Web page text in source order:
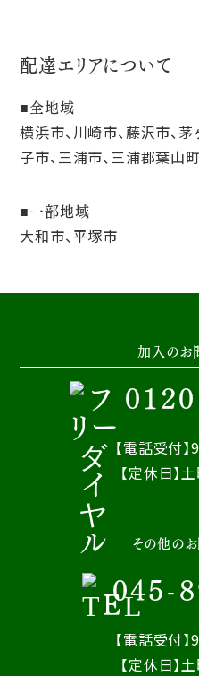
配達エリアについて
全地域
横浜市、川崎市、藤沢市、
子市、三浦市、三浦郡葉山町
一部地域
大和市、平塚市
加入のお
【電話受付
【定休日】
その他の
045-
【電話受付
【定休日】